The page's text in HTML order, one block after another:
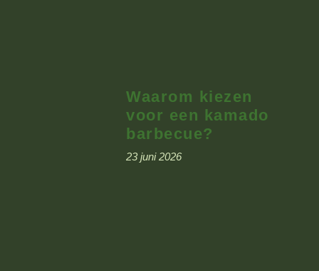
Waarom kiezen
voor een kamado
barbecue?
23 juni 2026